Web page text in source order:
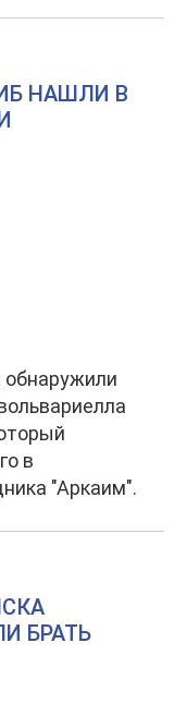
НАШЛИ В
обнаружили
в
"Аркаим".
БРАТЬ